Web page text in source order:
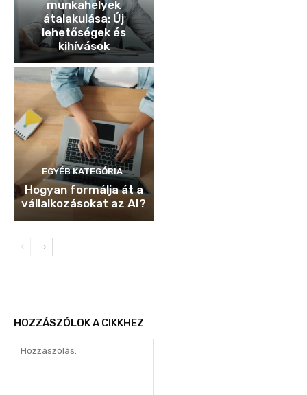
munkahelyek
átalakulása: Új
lehetőségek és
kihívások
EGYÉB KATEGÓRIA
Hogyan formálja át a
vállalkozásokat az AI?
HOZZÁSZÓLOK A CIKKHEZ